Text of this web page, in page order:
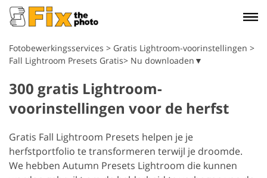
Fotobewerkingsservices > Gratis Lightroom-voorinstellingen >
Fall Lightroom Presets Gratis> Nu downloaden▼
300 gratis Lightroom-
voorinstellingen voor de herfst
Gratis Fall Lightroom Presets helpen je je
herfstportfolio te transformeren terwijl je droomde.
We hebben Autumn Presets Lightroom die kunnen